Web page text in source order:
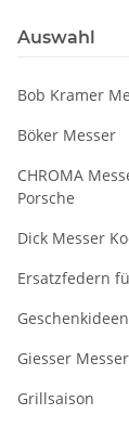
Auswahl
Bob Kramer
Böker Messer
CHROMA
Porsche
Dick Messer
Ersatzfedern
Geschenkideen
Giesser Messer
Grillsaison